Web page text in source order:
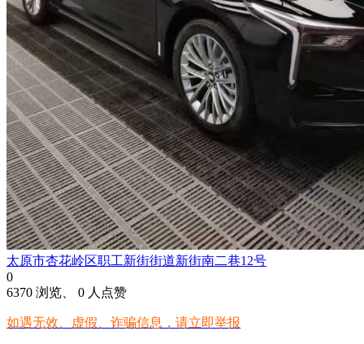
太原市杏花岭区职工新街街道新街南二巷12号
0
6370 浏览、 0 人点赞
如遇无效、虚假、诈骗信息，请立即举报